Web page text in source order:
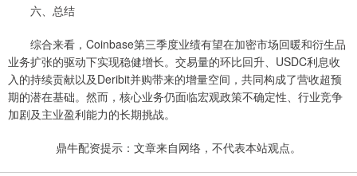
六、总结
综合来看，Coinbase第三季度业绩有望在加密市场回暖和衍生品
业务扩张的驱动下实现稳健增长。交易量的环比回升、USDC利息收
入的持续贡献以及Deribit并购带来的增量空间，共同构成了营收超预
期的潜在基础。然而，核心业务仍面临宏观政策不确定性、行业竞争
加剧及主业盈利能力的长期挑战。
鼎牛配资提示：文章来自网络，不代表本站观点。